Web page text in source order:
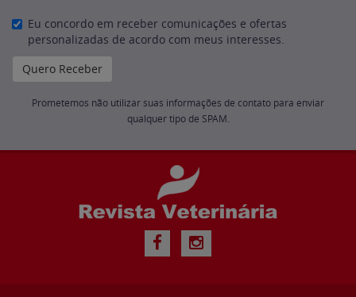
Eu concordo em receber comunicações e ofertas
personalizadas de acordo com meus interesses.
Prometemos não utilizar suas informações de contato para enviar
qualquer tipo de SPAM.